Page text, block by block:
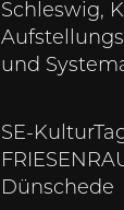
Schleswig,
und
SE-
Dünschede